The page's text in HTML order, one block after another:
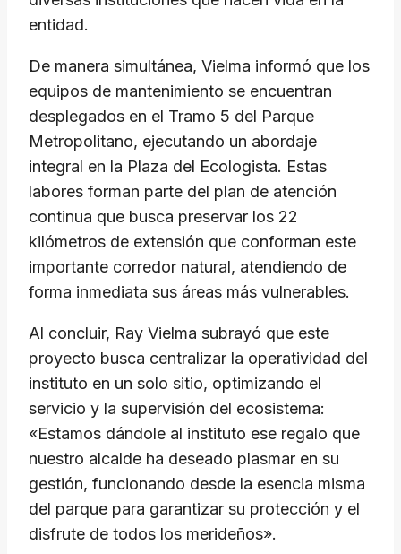
entidad.
De manera simultánea, Vielma informó que los
equipos de mantenimiento se encuentran
desplegados en el Tramo 5 del Parque
Metropolitano, ejecutando un abordaje
integral en la Plaza del Ecologista. Estas
labores forman parte del plan de atención
continua que busca preservar los 22
kilómetros de extensión que conforman este
importante corredor natural, atendiendo de
forma inmediata sus áreas más vulnerables.
​Al concluir, Ray Vielma subrayó que este
proyecto busca centralizar la operatividad del
instituto en un solo sitio, optimizando el
servicio y la supervisión del ecosistema:
«Estamos dándole al instituto ese regalo que
nuestro alcalde ha deseado plasmar en su
gestión, funcionando desde la esencia misma
del parque para garantizar su protección y el
disfrute de todos los merideños».